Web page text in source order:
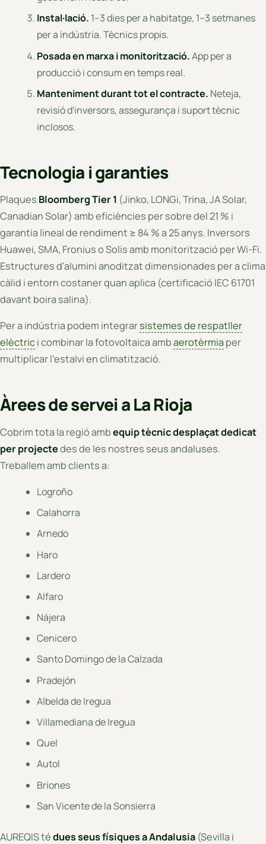
Instal·lació. 1–3 dies per a habitatge, 1–3 setmanes
per a indústria. Tècnics propis.
Posada en marxa i monitorització.App per a
producció i consum en temps real.
Manteniment durant tot el contracte. Neteja,
revisió d'inversors, assegurança i suport tècnic
inclosos.
Tecnologia i garanties
Plaques Bloomberg Tier 1 (Jinko, LONGi, Trina, JA Solar,
Canadian Solar) amb eficiències per sobre del 21 % i
garantia lineal de rendiment ≥ 84 % a 25 anys. Inversors
Huawei, SMA, Fronius o Solis amb monitorització per Wi-Fi.
Estructures d'alumini anoditzat dimensionades per a clima
càlid i entorn costaner quan aplica (certificació IEC 61701
davant boira salina).
Per a indústria podem integrarsistemes de respatller
elèctrici combinar la fotovoltaica ambaerotèrmia per
multiplicar l'estalvi en climatització.
Àrees de servei a La Rioja
Cobrim tota la regió ambequip tècnic desplaçat dedicat
per projectedes de les nostres seus andaluses.
Treballem amb clients a:
Logroño
Calahorra
Arnedo
Haro
Lardero
Alfaro
Nájera
Cenicero
Santo Domingo de la Calzada
Pradejón
Albelda de Iregua
Villamediana de Iregua
Quel
Autol
Briones
San Vicente de la Sonsierra
AUREQIS tédues seus físiques a Andalusia (Sevilla i